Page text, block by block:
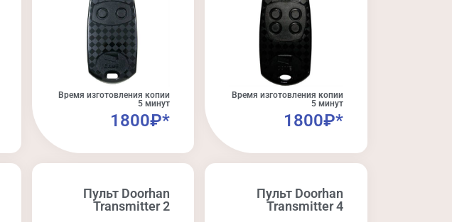
Время изготовления копии
5 минут
1800₽*
Время изготовления копии
5 минут
1800₽*
Пульт Doorhan
Transmitter 2
Пульт Doorhan
Transmitter 4